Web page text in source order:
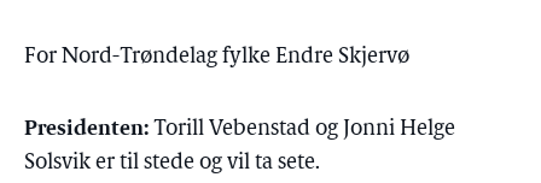
For Nord-Trøndelag fylke Endre Skjervø
Presidenten: Torill Vebenstad og Jonni Helge
Solsvik er til stede og vil ta sete.